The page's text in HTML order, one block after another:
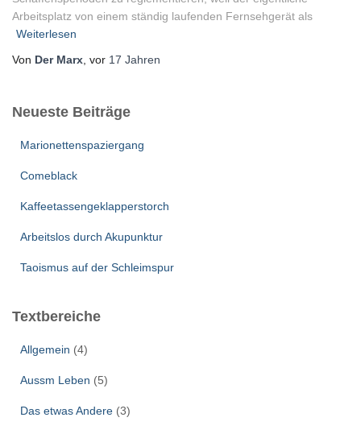
Arbeitsplatz von einem ständig laufenden Fernsehgerät als
Weiterlesen
Von Der Marx , vor 17 Jahren
Neueste Beiträge
Marionettenspaziergang
Comeblack
Kaffeetassengeklapperstorch
Arbeitslos durch Akupunktur
Taoismus auf der Schleimspur
Textbereiche
Allgemein (4)
Aussm Leben (5)
Das etwas Andere (3)